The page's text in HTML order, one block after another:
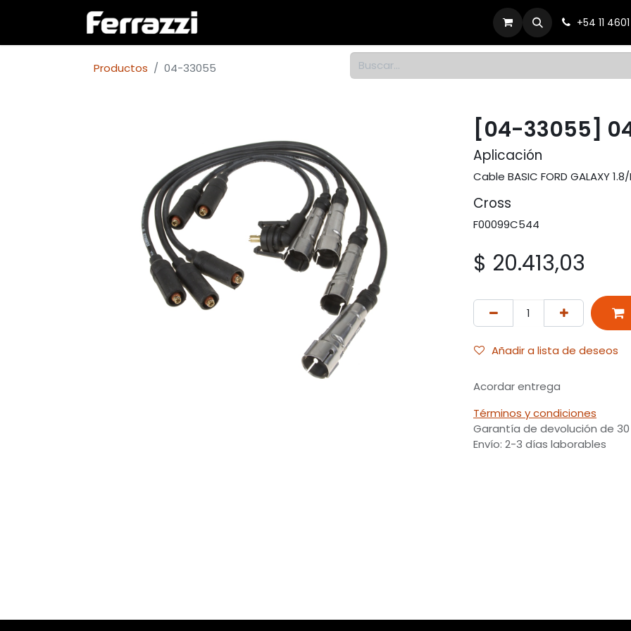
Contacto +54 11 4601
Productos 04-33055
[04-33055]
Aplicación
Cable BASIC FORD GALAXY
Cross
F00099C544
$ 20.413,03
Añadir a lista de deseos
Acordar entrega
Términos y condiciones
Garantía de devolución de
Envío: 2-3 días laborables